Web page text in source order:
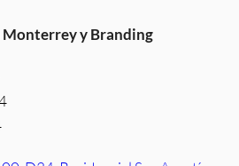
Monterrey y Branding